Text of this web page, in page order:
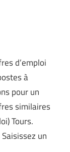
d’emploi
à
pour un
similaires
Tours.
un